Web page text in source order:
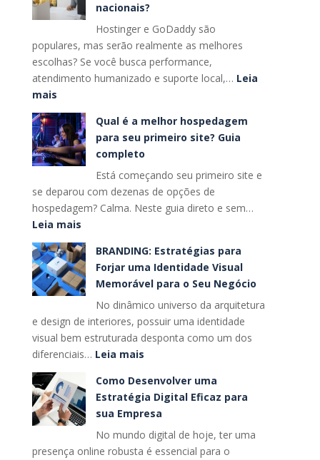
GEO:
entenda
as
3
estratégias
vão
dominar
o
futuro
das
buscas
nacionais?
Hostinger e GoDaddy são
populares, mas serão realmente as melhores
escolhas? Se você busca performance,
atendimento humanizado e suporte local,… Leia
mais:
Como
escolher
entre
Hostinger,
GoDaddy
e
alternativas
nacionais?
Qual é a melhor hospedagem
para seu primeiro site? Guia
completo
Está começando seu primeiro site e
se deparou com dezenas de opções de
hospedagem? Calma. Neste guia direto e sem…
Leia mais:
Qual
é
a
melhor
hospedagem
para
seu
primeiro
Guia
completo
BRANDING: Estratégias para
Forjar uma Identidade Visual
Memorável para o Seu Negócio
No dinâmico universo da arquitetura
e design de interiores, possuir uma identidade
visual bem estruturada desponta como um dos
diferenciais… Leia mais:
Estratégias
para
Forjar
uma
Identidade
Como Desenvolver uma
Estratégia Digital Eficaz para
sua Empresa
No mundo digital de hoje, ter uma
presença online robusta é essencial para o